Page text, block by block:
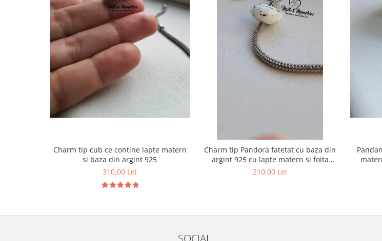
Charm tip cub ce contine lapte matern
si baza din argint 925
310,00 Lei
Charm tip Pandora fatetat cu baza din
argint 925 cu lapte matern si foita
decorativa
210,00 Lei
SOCIAL